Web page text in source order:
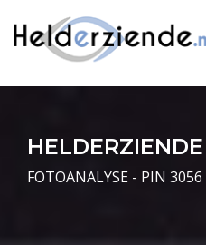
FOTOANALYSE - PIN 3056